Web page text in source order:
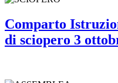
Comparto
di sciopero 3